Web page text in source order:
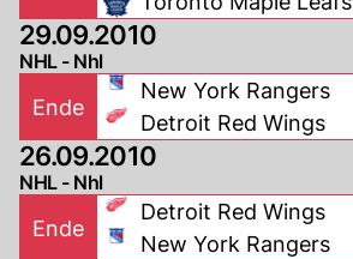
29.09.2010
NHL - Nhl
Ende
New York Rangers
Detroit Red Wings
26.09.2010
NHL - Nhl
Ende
Detroit Red Wings
New York Rangers